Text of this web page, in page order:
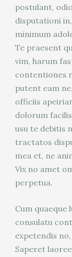
postulant,
disputationi
minimum
Te praesent
vim, harum
contentiones
putent eam
officiis
dolorum
usu te debitis
tractatos
mea et, ne
Vix no amet
perpetua.
Cum quaeque
consulatu
expetendis
Saperet